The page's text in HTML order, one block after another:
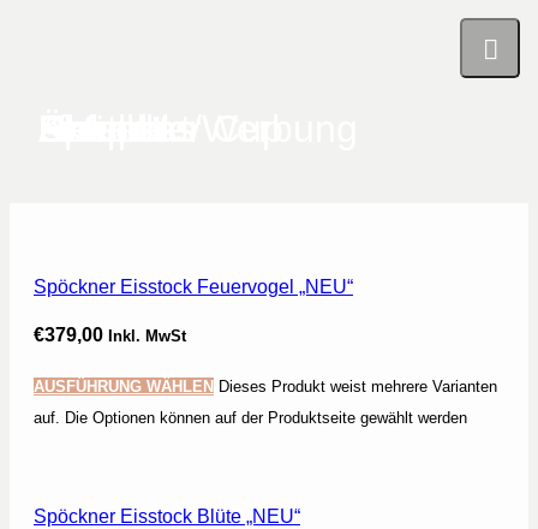
Spöckner Eisstock Feuervogel „NEU“
€379,00 Inkl. MwSt
AUSFÜHRUNG WÄHLEN Dieses Produkt weist mehrere Varianten
auf. Die Optionen können auf der Produktseite gewählt werden
Spöckner Eisstock Blüte „NEU“